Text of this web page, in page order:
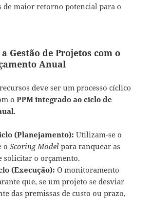
de maior retorno potencial para o
Gestão de Projetos com o
Anual
deve ser um processo cíclico
oPPM integrado ao ciclo de
.
(Planejamento): Utilizam-se o
oScoring Model para ranquear as
solicitar o orçamento.
(Execução): O monitoramento
que, se um projeto se desviar
das premissas de custo ou prazo,